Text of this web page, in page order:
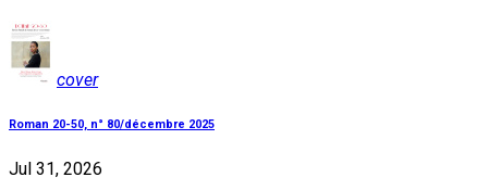
cover
Roman 20-50, n° 80/décembre 2025
Jul 31, 2026